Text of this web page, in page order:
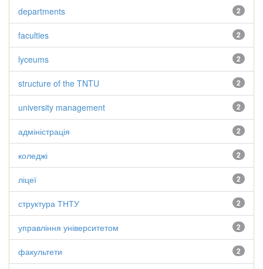
2
departments
2
faculties
2
lyceums
2
structure of the TNTU
2
university management
2
адміністрація
2
коледжі
2
ліцеї
2
структура ТНТУ
2
управління університетом
2
факультети